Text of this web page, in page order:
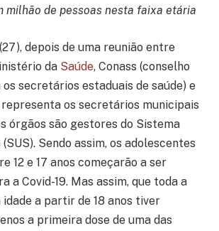
milhão de pessoas nesta faixa etária
depois de uma reunião entre
da Saúde, Conass (conselho
secretários estaduais de saúde) e
representa os secretários municipais
órgãos são gestores do Sistema
Sendo assim, os adolescentes
12 e 17 anos começarão a ser
a Covid-19. Mas assim, que toda a
a partir de 18 anos tiver
a primeira dose de uma das